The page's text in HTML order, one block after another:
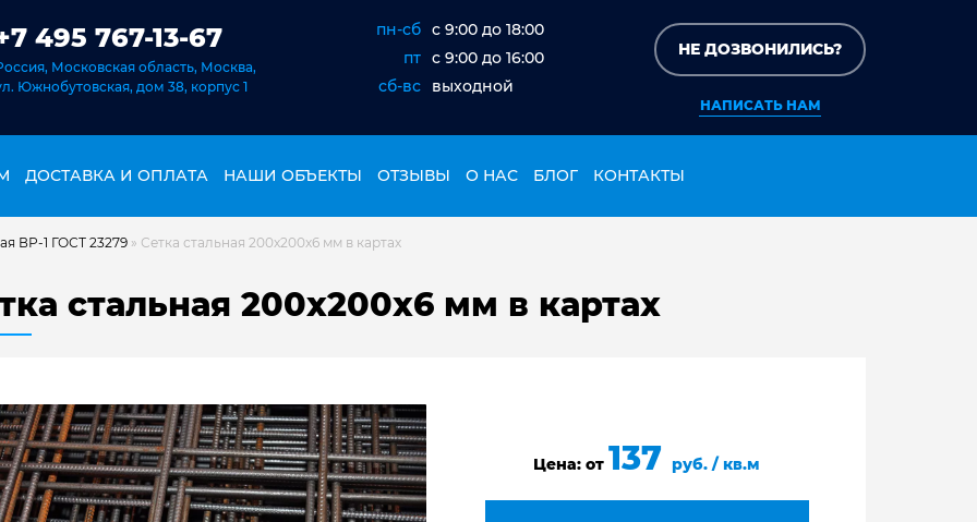
495 767-13-67
Московская область, Москва,
Южнобутовская, дом 38, корпус 1
пн-сб c 9:00 до 18:00
пт c 9:00 до 16:00
сб-вс
выходной
НЕ ДОЗВОНИЛИСЬ?
НАПИСАТЬ НАМ
ДОСТАВКА И ОПЛАТА НАШИ ОБЪЕКТЫ ОТЗЫВЫ О НАС БЛОГ КОНТАКТЫ
ВР-1 ГОСТ 23279 » Сетка стальная 200х200х6 мм в картах
стальная 200х200х6 мм в картах
Цена: от 137руб. / кв.м